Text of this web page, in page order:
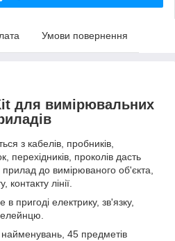
Умови повернення
для вимірювальних
з кабелів, пробників,
перехідників, проколів дасть
до вимірюваного об'єкта,
контакту лінії.
пригоді електрику, зв'язку,
45 предметів